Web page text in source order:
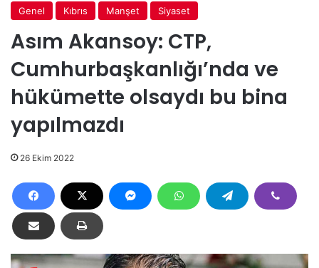
Genel Kıbrıs Manşet Siyaset
Asım Akansoy: CTP,
Cumhurbaşkanlığı’nda ve
hükümette olsaydı bu bina
yapılmazdı
26 Ekim 2022